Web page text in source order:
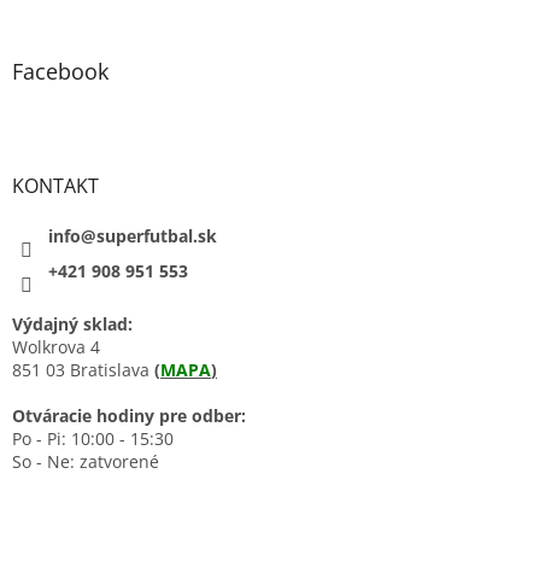
Facebook
KONTAKT
info@superfutbal.sk
+421 908 951 553
Výdajný sklad:
Wolkrova 4
851 03 Bratislava (MAPA)
Otváracie hodiny pre odber:
Po - Pi: 10:00 - 15:30
So - Ne: zatvorené